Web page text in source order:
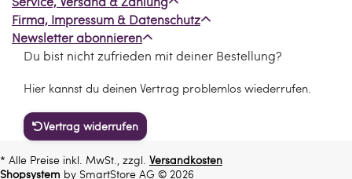
Firma, Impressum & Datenschutz
Newsletter abonnieren
Du bist nicht zufrieden mit deiner Bestellung?
Hier kannst du deinen Vertrag problemlos wiederrufen.
Vertrag widerrufen
* Alle Preise inkl. MwSt., zzgl. Versandkosten
Shopsystem by SmartStore AG © 2026